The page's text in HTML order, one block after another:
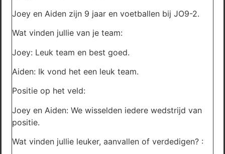
Joey en Aiden zijn 9 jaar en voetballen bij JO9-2.
Wat vinden jullie van je team:
Joey: Leuk team en best goed.
Aiden: Ik vond het een leuk team.
Positie op het veld:
Joey en Aiden: We wisselden iedere wedstrijd van
positie.
Wat vinden jullie leuker, aanvallen of verdedigen? :